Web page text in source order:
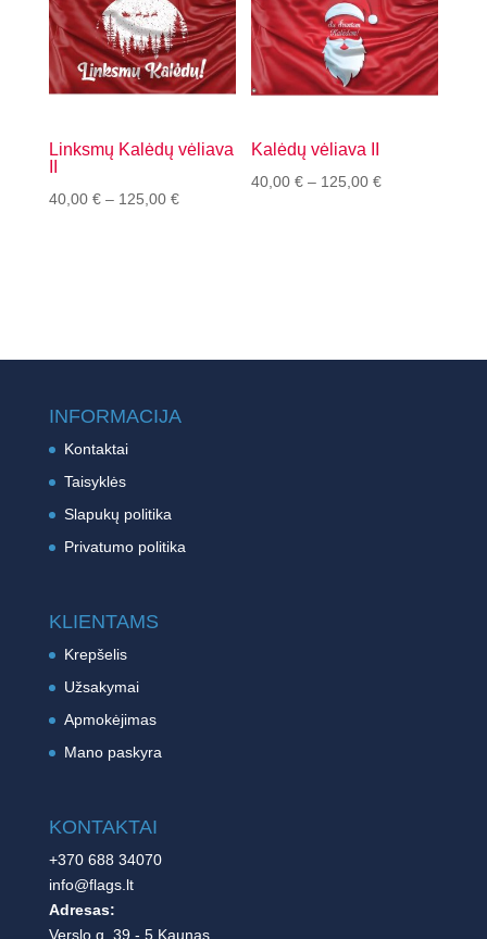
Linksmų Kalėdų vėliava
40,00 € – 125,00 €Price
Kalėdų vėliava II
40,00€ – 125,00€Price
INFORMACIJA
Kontaktai
Taisyklės
Slapukų politika
Privatumo politika
KLIENTAMS
Krepšelis
Užsakymai
Apmokėjimas
Mano paskyra
KONTAKTAI
+370 688 34070
info@flags.lt
Adresas:
Verslo g. 39 - 5 Kaunas